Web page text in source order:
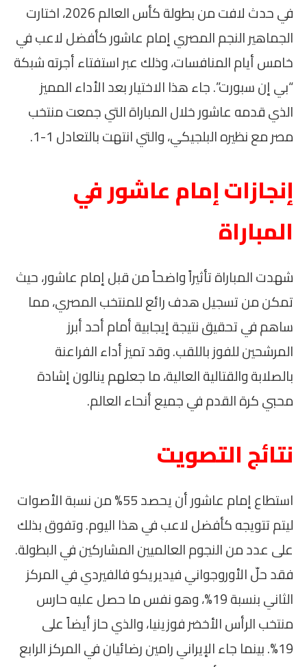
في حدث لافت من بطولة كأس العالم 2026، اختارت
الجماهير النجم المصري إمام عاشور كأفضل لاعب في
خامس أيام المنافسات، وذلك عبر استفتاء أجرته شبكة
“بي إن سبورت”. جاء هذا الاختيار بعد الأداء المميز
الذي قدمه عاشور خلال المباراة التي جمعت منتخب
مصر مع نظيره البلجيكي، والتي انتهت بالتعادل 1-1.
إنجازات إمام عاشور في
المباراة
شهدت المباراة تأثيراً واضحاً من قبل إمام عاشور، حيث
تمكن من تسجيل هدف رائع للمنتخب المصري، مما
ساهم في تحقيق نتيجة إيجابية أمام أحد أبرز
المرشحين للفوز باللقب. وقد تميز أداء الفراعنة
بالصلابة والقتالية العالية، ما جعلهم ينالون إشادة
محبي كرة القدم في جميع أنحاء العالم.
نتائج التصويت
استطاع إمام عاشور أن يحصد 55% من نسبة الأصوات
ليتم تتويجه كأفضل لاعب في هذا اليوم. وتفوق بذلك
على عدد من النجوم العالميين المشاركين في البطولة.
فقد حلّ الأوروجواني فيديريكو فالفيردي في المركز
الثاني بنسبة 19%، وهو نفس ما حصل عليه حارس
منتخب الرأس الأخضر فوزينيا، والذي حاز أيضاً على
19%. بينما جاء الإيراني رامين رضائيان في المركز الرابع